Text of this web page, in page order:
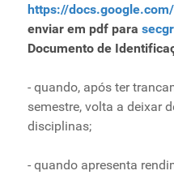
Secretaria de Governo
Gabinete de Segurança
Advocacia-Geral da União
https://
enviar em pdf para
Documento de
- quando, após ter
semestre, volta a deixar
disciplinas;
- quando apresenta